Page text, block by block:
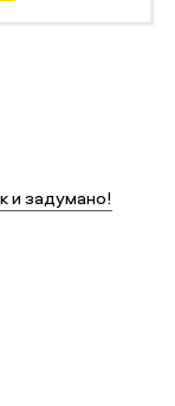
и задумано!